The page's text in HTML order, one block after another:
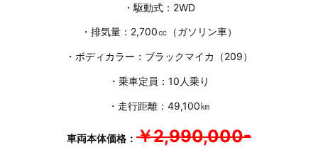
・駆動式：2WD
・排気量：2,700㏄（ガソリン車）
・ボディカラー：ブラックマイカ（209）
・乗車定員：10人乗り
・走行距離：49,100㎞
車両本体価格： ￥2,990,000-